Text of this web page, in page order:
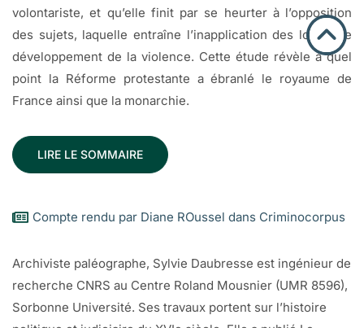
volontariste, et qu’elle finit par se heurter à l’opposition
des sujets, laquelle entraîne l’inapplication des lois et le
développement de la violence. Cette étude révèle à quel
point la Réforme protestante a ébranlé le royaume de
France ainsi que la monarchie.
LIRE LE SOMMAIRE
Compte rendu par Diane ROussel dans Criminocorpus
Archiviste paléographe, Sylvie Daubresse est ingénieur de
recherche CNRS au Centre Roland Mousnier (UMR 8596),
Sorbonne Université. Ses travaux portent sur l’histoire